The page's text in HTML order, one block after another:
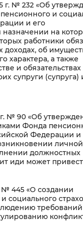
г. № 232 «Об
и
и его
назначении на
работники
доходах, об
характера, а также
и обязательствах
супруги (супруга)
№ 90 «Об
Фонда
Федерации и
личной
должностных
иди может
№ 445 «О создании
социального